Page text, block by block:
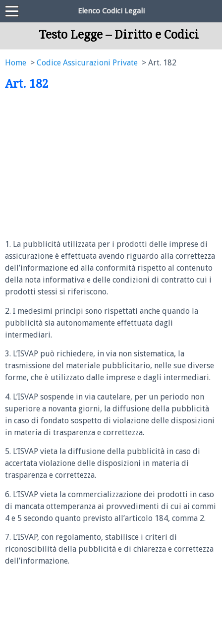
Elenco Codici Legali
Testo Legge – Diritto e Codici
Home Codice Assicurazioni Private Art. 182
Art. 182
1. La pubblicità utilizzata per i prodotti delle imprese di
assicurazione è effettuata avendo riguardo alla correttezza
dell’informazione ed alla conformità rispetto al contenuto
della nota informativa e delle condizioni di contratto cui i
prodotti stessi si riferiscono.
2. I medesimi principi sono rispettati anche quando la
pubblicità sia autonomamente effettuata dagli
intermediari.
3. L’ISVAP può richiedere, in via non sistematica, la
trasmissione del materiale pubblicitario, nelle sue diverse
forme, che è utilizzato dalle imprese e dagli intermediari.
4. L’ISVAP sospende in via cautelare, per un periodo non
superiore a novanta giorni, la diffusione della pubblicità
in caso di fondato sospetto di violazione delle disposizioni
in materia di trasparenza e correttezza.
5. L’ISVAP vieta la diffusione della pubblicità in caso di
accertata violazione delle disposizioni in materia di
trasparenza e correttezza.
6. L’ISVAP vieta la commercializzazione dei prodotti in caso
di mancata ottemperanza ai provvedimenti di cui ai commi
4 e 5 secondo quanto previsto all’articolo 184, comma 2.
7. L’ISVAP, con regolamento, stabilisce i criteri di
riconoscibilità della pubblicità e di chiarezza e correttezza
dell’informazione.